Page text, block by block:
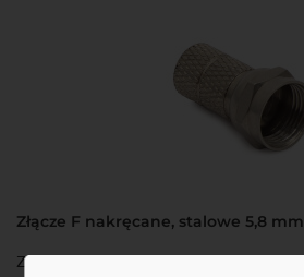
Złącze F nakręcane, stalowe 5,8 mm
Złącze F nakręcane, stalowe 5,8 mm